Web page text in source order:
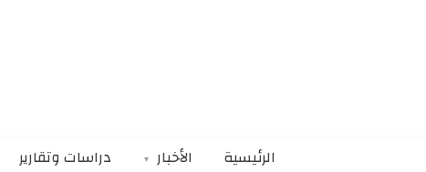
الرئيسية الأخبار دراسات وتقارير